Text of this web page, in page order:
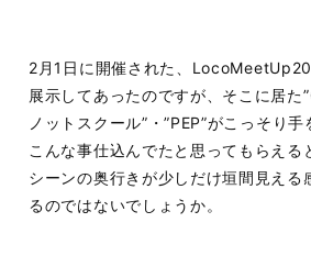
2月1日に開催された、
展示してあったのですが、そこに居た
ノットスクール”・”PEP”がこっそり
こんな事仕込んでたと思ってもらえる
シーンの奥行きが少しだけ垣間見える
るのではないでしょうか。